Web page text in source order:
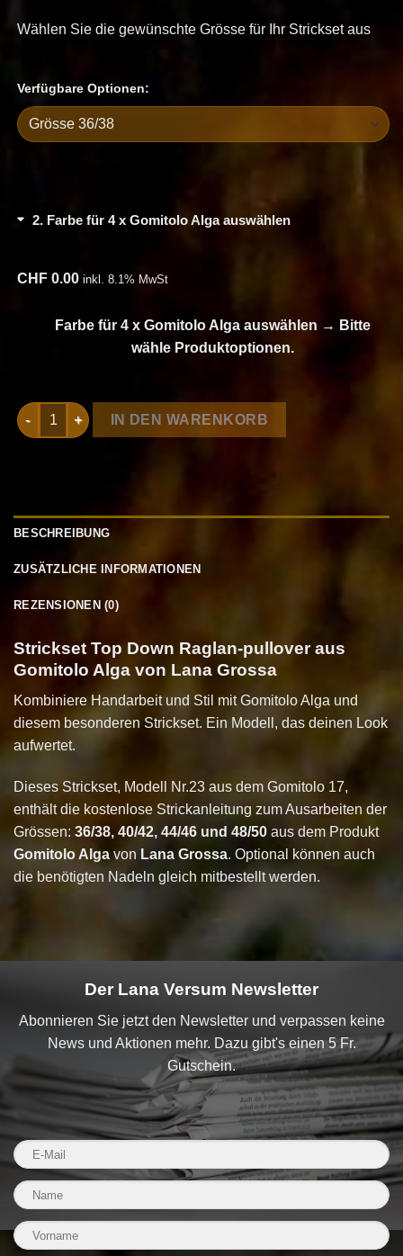
Wählen Sie die gewünschte Grösse für Ihr Strickset aus
Verfügbare Optionen:
2 Farbe für 4 x Gomitolo Alga auswählen
CHF 0.00 inkl. 8.1% MwSt
Farbe für 4 x Gomitolo Alga auswählen → Bitte
wähle Produktoptionen.
Strickset Top Down Raglan-pullover aus Gomitolo Alga von
IN DEN WARENKORB
BESCHREIBUNG
ZUSÄTZLICHE INFORMATIONEN
REZENSIONEN (0)
Strickset Top Down Raglan-pullover aus
Gomitolo Alga von Lana Grossa
Kombiniere Handarbeit und Stil mit Gomitolo Alga und
diesem besonderen Strickset. Ein Modell, das deinen Look
aufwertet.
Dieses Strickset, Modell Nr.23 aus dem Gomitolo 17,
enthält die kostenlose Strickanleitung zum Ausarbeiten der
Grössen: 36/38, 40/42, 44/46 und 48/50 aus dem Produkt
Gomitolo Alga von Lana Grossa. Optional können auch
die benötigten Nadeln gleich mitbestellt werden.
Der Lana Versum Newsletter
Abonnieren Sie jetzt den Newsletter und verpassen keine
News und Aktionen mehr. Dazu gibt's einen 5 Fr.
Gutschein.